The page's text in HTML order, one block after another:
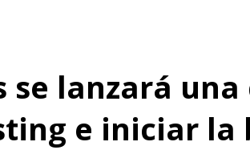
se lanzará
e iniciar la